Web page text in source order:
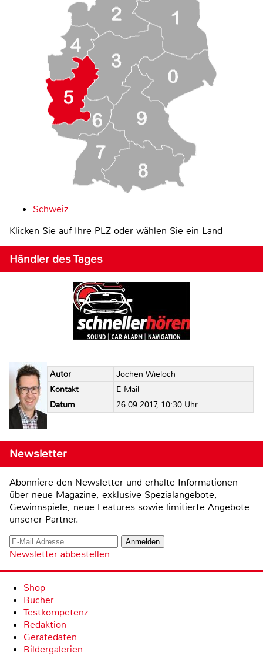
Schweiz
Klicken Sie auf Ihre PLZ oder wählen Sie ein Land
Händler des Tages
Autor
Jochen Wieloch
Kontakt
E-Mail
Datum
26.09.2017, 10:30 Uhr
Newsletter
Abonniere den Newsletter und erhalte Informationen
über neue Magazine, exklusive Spezialangebote,
Gewinnspiele, neue Features sowie limitierte Angebote
unserer Partner.
Newsletter abbestellen
Shop
Bücher
Testkompetenz
Redaktion
Gerätedaten
Bildergalerien